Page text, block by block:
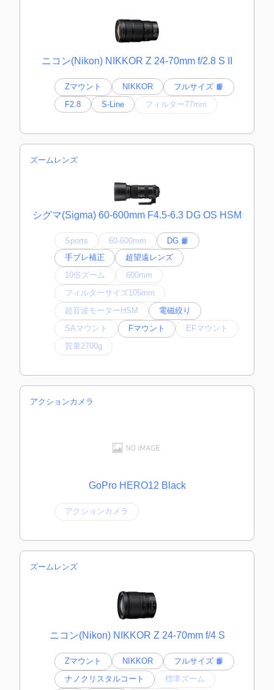
ニコン(Nikon) NIKKOR Z 24-70mm f/2.8 S II
Zマウント NIKKOR
フルサイズ 📙
F2.8
S-Line フィルター77mm
ズームレンズ
シグマ(Sigma) 60-600mm F4.5-6.3 DG OS HSM
Sports 60-600mm
DG 📙
手ブレ補正
超望遠レンズ
10倍ズーム
600mm
フィルターサイズ105mm
超音波モーターHSM
電磁絞り
SAマウント
Fマウント
EFマウント
質量2700g
アクションカメラ
GoPro HERO12 Black
アクションカメラ
ズームレンズ
ニコン(Nikon) NIKKOR Z 24-70mm f/4 S
Zマウント NIKKOR
フルサイズ 📙
ナノクリスタルコート
標準ズーム